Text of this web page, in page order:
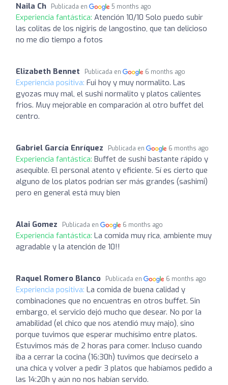
Naila Ch Publicada en 5 months ago
Experiencia fantástica: Atención 10/10 Solo puedo subir
las colitas de los nigiris de langostino, que tan delicioso
no me dio tiempo a fotos
Elizabeth Bennet Publicada en 6 months ago
Experiencia positiva: Fui hoy y muy normalito. Las
gyozas muy mal, el sushi normalito y platos calientes
frios. Muy mejorable en comparación al otro buffet del
centro.
Gabriel García Enríquez Publicada en 6 months ago
Experiencia fantástica: Buffet de sushi bastante rápido y
asequible. El personal atento y eficiente. Sí es cierto que
alguno de los platos podrían ser más grandes (sashimi)
pero en general está muy bien
Alai Gomez Publicada en 6 months ago
Experiencia fantástica: La comida muy rica, ambiente muy
agradable y la atención de 10!!
Raquel Romero Blanco Publicada en 6 months ago
Experiencia positiva: La comida de buena calidad y
combinaciones que no encuentras en otros buffet. Sin
embargo, el servicio dejó mucho que desear. No por la
amabilidad (el chico que nos atendió muy majo), sino
porque tuvimos que esperar muchísimo entre platos.
Estuvimos más de 2 horas para comer. Incluso cuando
iba a cerrar la cocina (16:30h) tuvimos que decírselo a
una chica y volver a pedir 3 platos que habíamos pedido a
las 14:20h y aún no nos habían servido.